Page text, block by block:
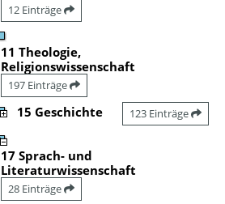
12 Einträge
11 Theologie,
Religionswissenschaft
197 Einträge
15 Geschichte 123 Einträge
17 Sprach- und
Literaturwissenschaft
28 Einträge